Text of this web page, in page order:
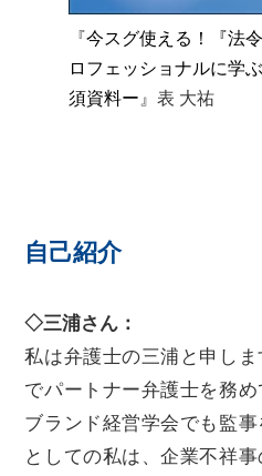
『今スグ使える！『法
ロフェッショナルに学
須資料ー』表 大祐
自己紹介
◇三浦さん：
私は弁護士の三浦と申し
でパートナー弁護士を務
ブランド経営学会でも監
としての私は、企業不祥